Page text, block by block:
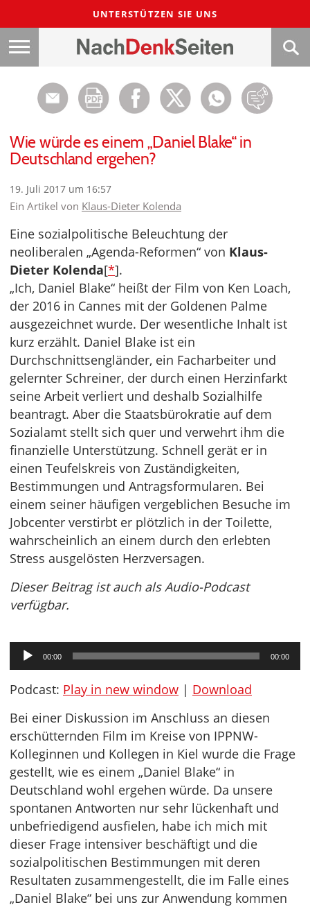
UNTERSTÜTZEN SIE UNS
Wie würde es einem „Daniel Blake“ in
Deutschland ergehen?
19. Juli 2017 um 16:57
Ein Artikel von Klaus-Dieter Kolenda
Eine sozialpolitische Beleuchtung der
neoliberalen „Agenda-Reformen“ von Klaus-
Dieter Kolenda[*].
„Ich, Daniel Blake“ heißt der Film von Ken Loach,
der 2016 in Cannes mit der Goldenen Palme
ausgezeichnet wurde. Der wesentliche Inhalt ist
kurz erzählt. Daniel Blake ist ein
Durchschnittsengländer, ein Facharbeiter und
gelernter Schreiner, der durch einen Herzinfarkt
seine Arbeit verliert und deshalb Sozialhilfe
beantragt. Aber die Staatsbürokratie auf dem
Sozialamt stellt sich quer und verwehrt ihm die
finanzielle Unterstützung. Schnell gerät er in
einen Teufelskreis von Zuständigkeiten,
Bestimmungen und Antragsformularen. Bei
einem seiner häufigen vergeblichen Besuche im
Jobcenter verstirbt er plötzlich in der Toilette,
wahrscheinlich an einem durch den erlebten
Stress ausgelösten Herzversagen.
Dieser Beitrag ist auch als Audio-Podcast
verfügbar.
Audio-
Player
00:00 00:00
Podcast: Play in new window | Download
Bei einer Diskussion im Anschluss an diesen
erschütternden Film im Kreise von IPPNW-
Kolleginnen und Kollegen in Kiel wurde die Frage
gestellt, wie es einem „Daniel Blake“ in
Deutschland wohl ergehen würde. Da unsere
spontanen Antworten nur sehr lückenhaft und
unbefriedigend ausfielen, habe ich mich mit
dieser Frage intensiver beschäftigt und die
sozialpolitischen Bestimmungen mit deren
Resultaten zusammengestellt, die im Falle eines
„Daniel Blake“ bei uns zur Anwendung kommen